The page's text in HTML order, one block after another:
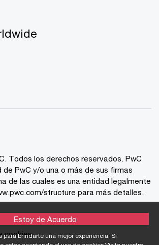
Todos los derechos reservados. PwC
de PwC y/o una o más de sus firmas
de las cuales es una entidad legalmente
structure para más detalles.
cookies
para brindarte una mejor experiencia. Si
Estoy de Acuerdo